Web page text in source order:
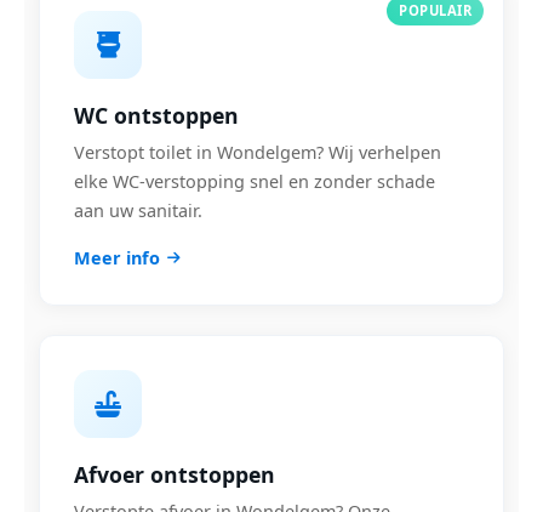
POPULAIR
WC ontstoppen
Verstopt toilet in Wondelgem? Wij verhelpen
elke WC-verstopping snel en zonder schade
aan uw sanitair.
Meer info
Afvoer ontstoppen